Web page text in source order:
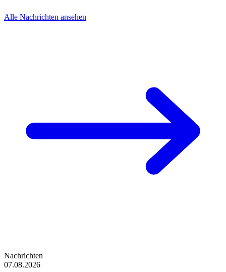
Alle Nachrichten ansehen
Nachrichten
07.08.2026